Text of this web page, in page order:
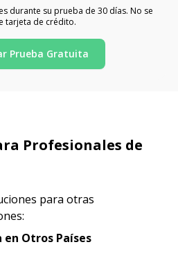
durante su prueba de 30 días. No se
tarjeta de crédito.
Prueba Gratuita
Profesionales de
para otras
Otros Países